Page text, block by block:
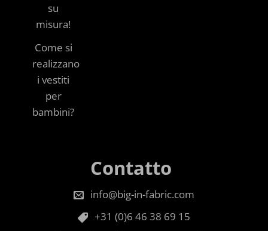
su
misura!
Come si
realizzano
i vestiti
per
bambini?
Contatto
info@big-in-fabric.com
+31 (0)6 46 38 69 15